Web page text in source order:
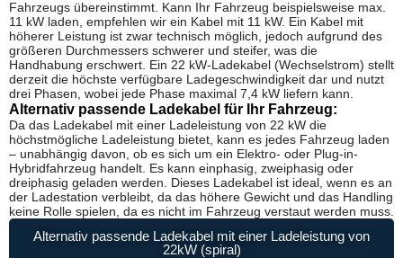
Fahrzeugs übereinstimmt. Kann Ihr Fahrzeug beispielsweise max.
11 kW laden, empfehlen wir ein Kabel mit 11 kW. Ein Kabel mit
höherer Leistung ist zwar technisch möglich, jedoch aufgrund des
größeren Durchmessers schwerer und steifer, was die
Handhabung erschwert. Ein 22 kW-Ladekabel (Wechselstrom) stellt
derzeit die höchste verfügbare Ladegeschwindigkeit dar und nutzt
drei Phasen, wobei jede Phase maximal 7,4 kW liefern kann.
Alternativ passende Ladekabel für Ihr Fahrzeug:
Da das Ladekabel mit einer Ladeleistung von 22 kW die
höchstmögliche Ladeleistung bietet, kann es jedes Fahrzeug laden
– unabhängig davon, ob es sich um ein Elektro- oder Plug-in-
Hybridfahrzeug handelt. Es kann einphasig, zweiphasig oder
dreiphasig geladen werden. Dieses Ladekabel ist ideal, wenn es an
der Ladestation verbleibt, da das höhere Gewicht und das Handling
keine Rolle spielen, da es nicht im Fahrzeug verstaut werden muss.
Alternativ passende Ladekabel mit einer Ladeleistung von
22kW (spiral)